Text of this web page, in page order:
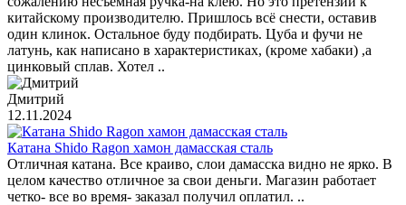
китайскому производителю. Пришлось всё снести, оставив
один клинок. Остальное буду подбирать. Цуба и фучи не
латунь, как написано в характеристиках, (кроме хабаки) ,а
цинковый сплав. Хотел ..
Дмитрий
12.11.2024
Катана Shido Ragon хамон дамасская сталь
Отличная катана. Все краиво, слои дамасска видно не ярко. В
целом качество отличное за свои деньги. Магазин работает
четко- все во время- заказал получил оплатил. ..